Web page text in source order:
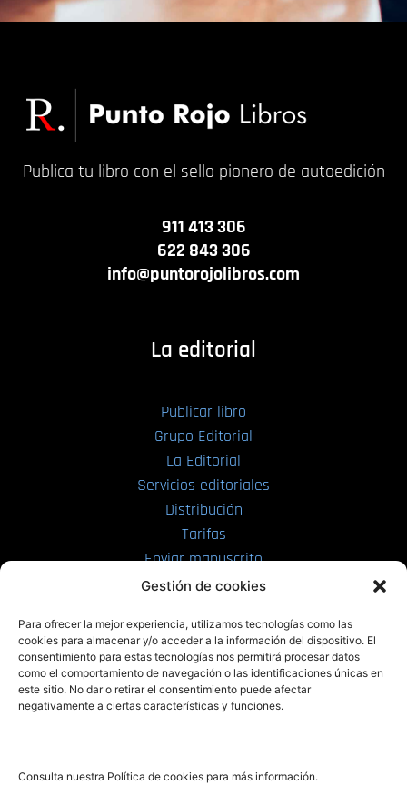
Gestión de cookies
Para ofrecer la mejor experiencia, utilizamos tecnologías como las
cookies para almacenar y/o acceder a la información del dispositivo. El
consentimiento para estas tecnologías nos permitirá procesar datos
como el comportamiento de navegación o las identificaciones únicas en
este sitio. No dar o retirar el consentimiento puede afectar
negativamente a ciertas características y funciones.
Consulta nuestra Política de cookies para más información.
Publica tu libro con el sello pionero de autoedición
911 413 306
622 843 306
info@puntorojolibros.com
La editorial
Publicar libro
Grupo Editorial
La Editorial
Servicios editoriales
Distribución
Tarifas
Enviar manuscrito
PRL | Media
PRL | Films
PRL | Play
PRL | LAB